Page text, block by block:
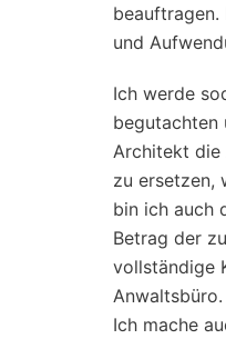
beauftragen.
und
Ich werde
begutachten
Architekt die
zu ersetzen,
bin ich auch
Betrag der
vollständige
Anwaltsbüro.
Ich mache